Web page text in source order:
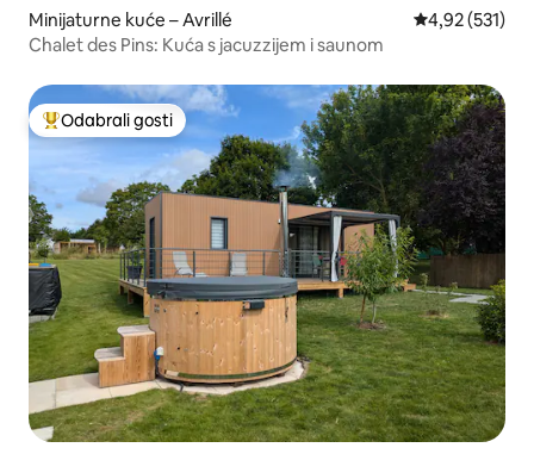
Minijaturne kuće – Avrillé Prosječna
4,92 (531)
Chalet des Pins: Kuća s jacuzzijem i saunom
Među najviše rangiranima s oznakom „Odabrali gosti”
Odabrali gosti